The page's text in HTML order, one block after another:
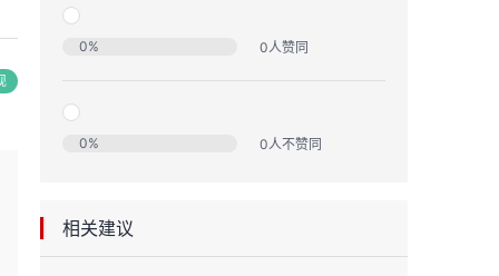
0% 0人赞同
0% 0人不赞同
相关建议